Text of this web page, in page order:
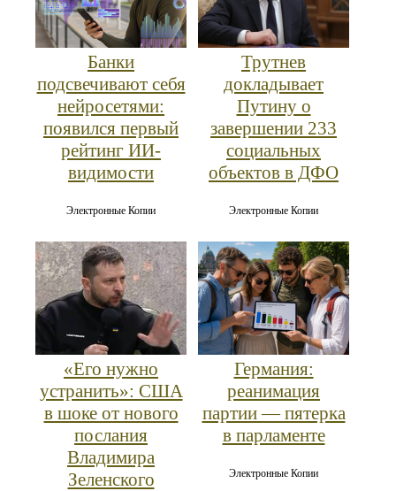
Банки
подсвечивают себя
нейросетями:
появился первый
рейтинг ИИ-
видимости
Электронные Копии
Трутнев
докладывает
Путину о
завершении 233
социальных
объектов в ДФО
Электронные Копии
«Его нужно
устранить»: США
в шоке от нового
послания
Владимира
Зеленского
Германия:
реанимация
партии — пятерка
в парламенте
Электронные Копии